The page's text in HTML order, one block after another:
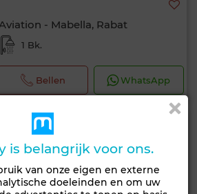
- Mabella, Rabat
1 Bk.
Bellen WhatsApp
is belangrijk voor ons.
van onze eigen en externe
doeleinden en om uw